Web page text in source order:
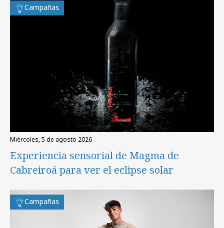
Campañas
miércoles, 5 de agosto 2026
Experiencia sensorial de Magma de
Cabreiroá para ver el eclipse solar
Campañas